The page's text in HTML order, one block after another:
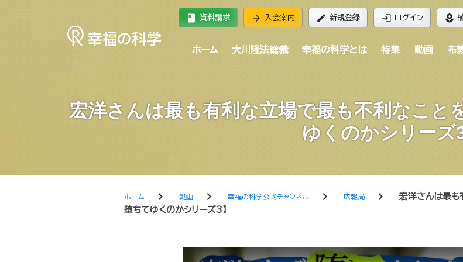
book 資料請求 arrow_forward 入会案内 edit 新規登録 login ログイン local_florist
ホーム 大川隆法総裁 幸福の科学とは 特集 動画 布
宏洋さんは最も有利な立場で最も不利なこと
ゆくのかシリーズ3
ホーム chevron_right 動画 chevron_right 幸福の科学公式チャンネル chevron_right 広報局 chevron_right
宏洋さんは最も
堕ちてゆくのかシリーズ3】